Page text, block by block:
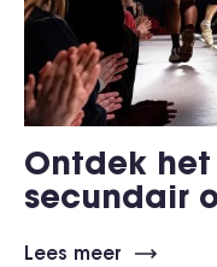
Ontdek
secundair
Lees meer